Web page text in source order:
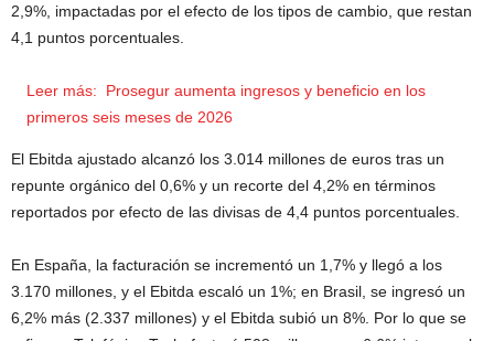
2,9%, impactadas por el efecto de los tipos de cambio, que restan
4,1 puntos porcentuales.
Leer más:
Prosegur aumenta ingresos y beneficio en los
primeros seis meses de 2026
El Ebitda ajustado alcanzó los 3.014 millones de euros tras un
repunte orgánico del 0,6% y un recorte del 4,2% en términos
reportados por efecto de las divisas de 4,4 puntos porcentuales.
En España, la facturación se incrementó un 1,7% y llegó a los
3.170 millones, y el Ebitda escaló un 1%; en Brasil, se ingresó un
6,2% más (2.337 millones) y el Ebitda subió un 8%. Por lo que se